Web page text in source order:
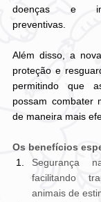
doenças e
preventivas.
Além disso, a
proteção e
permitindo que
possam combater
de maneira mais
Os benefícios
Segurança
facilitando
animais de